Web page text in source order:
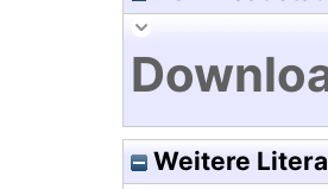
Weitere